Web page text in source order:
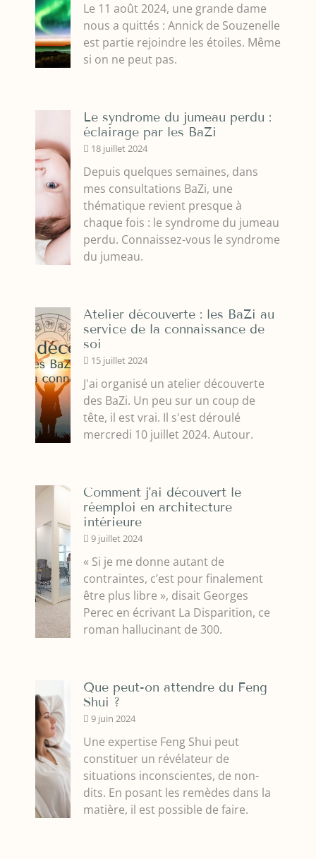
Le 11 août 2024, une grande dame
nous a quittés : Annick de Souzenelle
est partie rejoindre les étoiles. Même
si on ne peut pas.
Le syndrome du jumeau perdu :
éclairage par les BaZi
18 juillet 2024
Depuis quelques semaines, dans
mes consultations BaZi, une
thématique revient presque à
chaque fois : le syndrome du jumeau
perdu. Connaissez-vous le syndrome
du jumeau.
Atelier découverte : les BaZi au
service de la connaissance de
soi
15 juillet 2024
J'ai organisé un atelier découverte
des BaZi. Un peu sur un coup de
tête, il est vrai. Il s'est déroulé
mercredi 10 juillet 2024. Autour.
Comment j'ai découvert le
réemploi en architecture
intérieure
9 juillet 2024
« Si je me donne autant de
contraintes, c’est pour finalement
être plus libre », disait Georges
Perec en écrivant La Disparition, ce
roman hallucinant de 300.
Que peut-on attendre du Feng
Shui ?
9 juin 2024
Une expertise Feng Shui peut
constituer un révélateur de
situations inconscientes, de non-
dits. En posant les remèdes dans la
matière, il est possible de faire.